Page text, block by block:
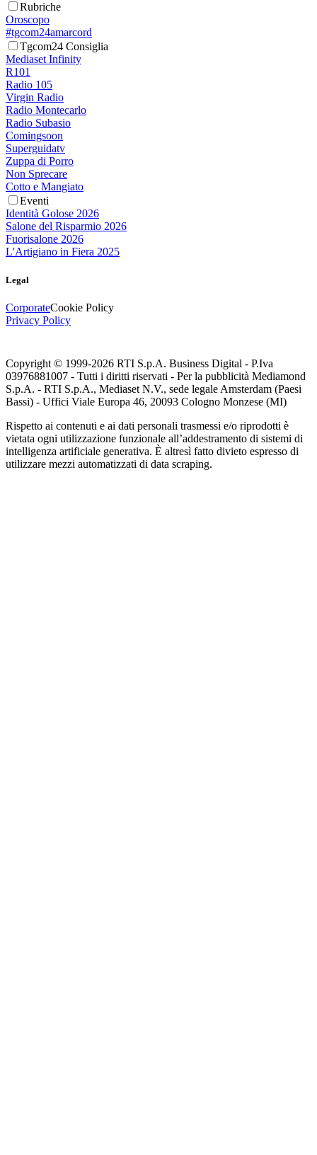
Rubriche
Oroscopo
#tgcom24amarcord
Tgcom24 Consiglia
Mediaset Infinity
R101
Radio 105
Virgin Radio
Radio Montecarlo
Radio Subasio
Comingsoon
Superguidatv
Zuppa di Porro
Non Sprecare
Cotto e Mangiato
Eventi
Identità Golose 2026
Salone del Risparmio 2026
Fuorisalone 2026
L'Artigiano in Fiera 2025
Legal
CorporateCookie Policy
Privacy Policy
Copyright © 1999-2026 RTI S.p.A. Business Digital - P.Iva
03976881007 - Tutti i diritti riservati - Per la pubblicità Mediamond
S.p.A. - RTI S.p.A., Mediaset N.V., sede legale Amsterdam (Paesi
Bassi) - Uffici Viale Europa 46, 20093 Cologno Monzese (MI)
Rispetto ai contenuti e ai dati personali trasmessi e/o riprodotti è
vietata ogni utilizzazione funzionale all’addestramento di sistemi di
intelligenza artificiale generativa. È altresì fatto divieto espresso di
utilizzare mezzi automatizzati di data scraping.